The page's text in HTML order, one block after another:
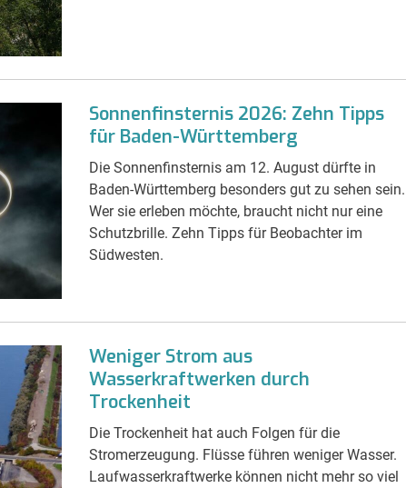
Sonnenfinsternis 2026: Zehn Tipps
für Baden-Württemberg
Die Sonnenfinsternis am 12. August dürfte in
Baden-Württemberg besonders gut zu sehen sein.
Wer sie erleben möchte, braucht nicht nur eine
Schutzbrille. Zehn Tipps für Beobachter im
Südwesten.
Weniger Strom aus
Wasserkraftwerken durch
Trockenheit
Die Trockenheit hat auch Folgen für die
Stromerzeugung. Flüsse führen weniger Wasser.
Laufwasserkraftwerke können nicht mehr so viel